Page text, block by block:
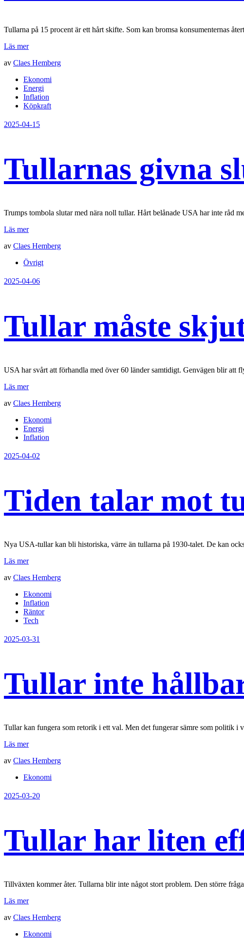
Tullarna på 15 procent är ett hårt skifte. Som kan bromsa konsumenternas
Läs mer
av Claes Hemberg
Ekonomi
Energi
Inflation
Köpkraft
2025-04-15
Tullarnas givna
Trumps tombola slutar med nära noll tullar. Hårt belånade USA har inte råd
Läs mer
av Claes Hemberg
Övrigt
2025-04-06
Tullar måste
USA har svårt att förhandla med över 60 länder samtidigt. Genvägen blir att
Läs mer
av Claes Hemberg
Ekonomi
Energi
Inflation
2025-04-02
Tiden talar mot
Nya USA-tullar kan bli historiska, värre än tullarna på 1930-talet. De kan
Läs mer
av Claes Hemberg
Ekonomi
Inflation
Räntor
Tech
2025-03-31
Tullar inte
Tullar kan fungera som retorik i ett val. Men det fungerar sämre som politik i
Läs mer
av Claes Hemberg
Ekonomi
2025-03-20
Tullar har liten
Tillväxten kommer åter. Tullarna blir inte något stort problem. Den större
Läs mer
av Claes Hemberg
Ekonomi